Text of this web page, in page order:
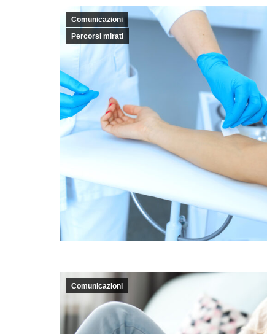
Comunicazioni
Percorsi mirati
Comunicazioni